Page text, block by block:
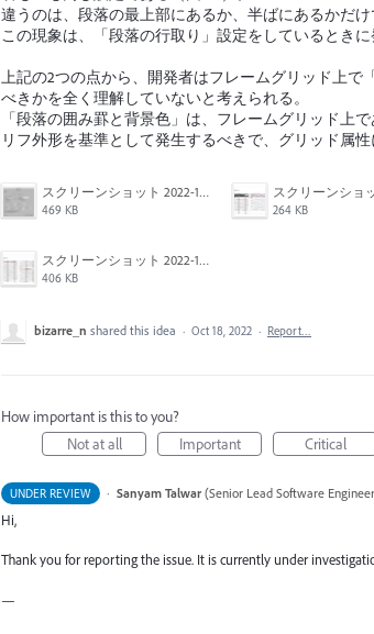
違うのは、段落の最上部にあるか、半ばにあるかだけ
この現象は、「段落の行取り」設定をしているときに
上記の2つの点から、開発者はフレームグリッド上で
べきかを全く理解していないと考えられる。
「段落の囲み罫と背景色」は、フレームグリッド上
リフ外形を基準として発生するべきで、グリッド属性
スクリーンショット 2022-10-18 20.39.48.png
469 KB 264 KB
スクリーンショット 2022-10-18 20.40.45.png
406 KB
bizarre_n shared this idea · Oct 18, 2022 · Report…
How important is this to you?
Not at all
Important Critical
UNDER REVIEW · Sanyam Talwar (Senior Lead Software
Hi,
Thank you for reporting the issue. It is currently under
—